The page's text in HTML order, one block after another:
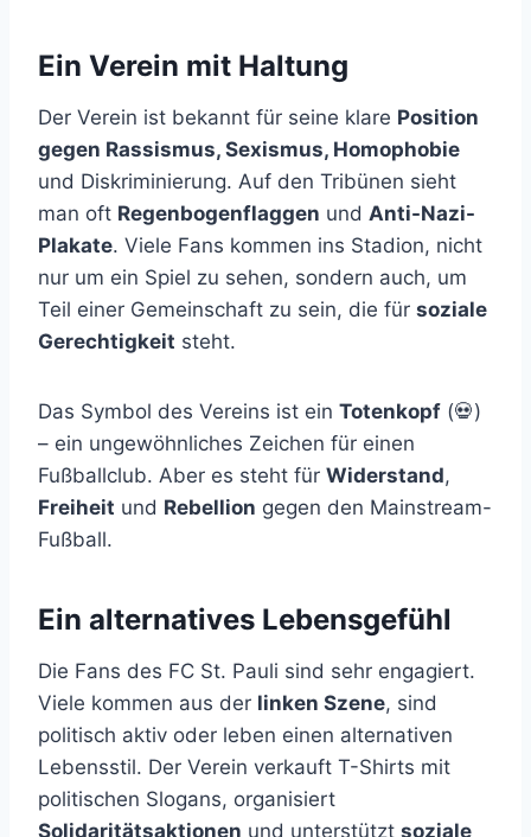
Ein Verein mit Haltung
Der Verein ist bekannt für seine klare Position
gegen Rassismus, Sexismus, Homophobie
und Diskriminierung. Auf den Tribünen sieht
man oft Regenbogenflaggen und Anti-Nazi-
Plakate. Viele Fans kommen ins Stadion, nicht
nur um ein Spiel zu sehen, sondern auch, um
Teil einer Gemeinschaft zu sein, die für soziale
Gerechtigkeit steht.
Das Symbol des Vereins ist ein Totenkopf (💀)
– ein ungewöhnliches Zeichen für einen
Fußballclub. Aber es steht für Widerstand,
Freiheit und Rebellion gegen den Mainstream-
Fußball.
Ein alternatives Lebensgefühl
Die Fans des FC St. Pauli sind sehr engagiert.
Viele kommen aus der linken Szene, sind
politisch aktiv oder leben einen alternativen
Lebensstil. Der Verein verkauft T-Shirts mit
politischen Slogans, organisiert
Solidaritätsaktionen und unterstützt soziale